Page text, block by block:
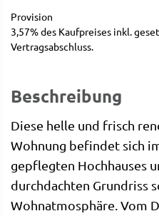
Provision
3,57% des Kaufpreises inkl.
Vertragsabschluss.
Beschreibung
Diese helle und frisch
Wohnung befindet sich
gepflegten Hochhauses
durchdachten Grundriss
Wohnatmosphäre. Vom